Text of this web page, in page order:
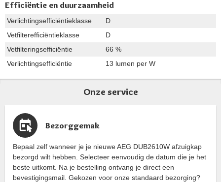
Efficiëntie en duurzaamheid
Verlichtingsefficiëntieklasse
D
Vetfilterefficiëntieklasse
D
Vetfilteringsefficiëntie
66 %
Verlichtingsefficiëntie
13 lumen per W
Onze service
Bezorggemak
Bepaal zelf wanneer je je nieuwe AEG DUB2610W afzuigkap
bezorgd wilt hebben. Selecteer eenvoudig de datum die je het
beste uitkomt. Na je bestelling ontvang je direct een
bevestigingsmail. Gekozen voor onze standaard bezorging?